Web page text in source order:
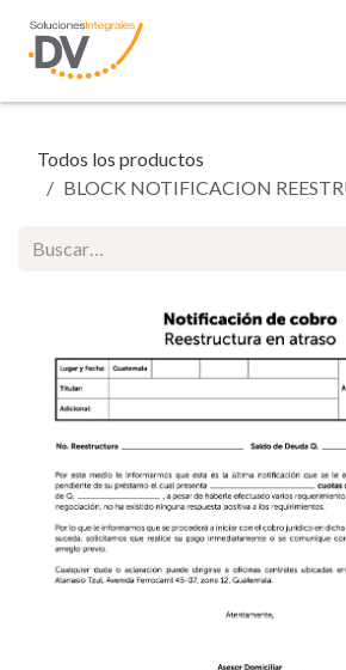
Todos los productos
BLOCK NOTIFICACION